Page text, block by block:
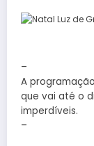
–
A
que vai até o
imperdíveis.
–